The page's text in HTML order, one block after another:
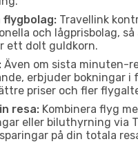
Travellink
och lågprisbolag,
ett dolt guldkorn.
Även om sista minuten-
erbjuder bokningar i
priser och fler
resa: Kombinera flyg
eller biluthyrning via
på din totala